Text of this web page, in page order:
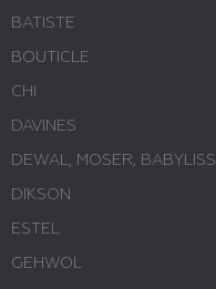
BATISTE
BOUTICLE
CHI
DAVINES
DEWAL, MOSER, BABYLISS
DIKSON
ESTEL
GEHWOL